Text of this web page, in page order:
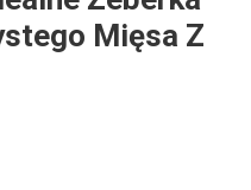
Mięsa Z